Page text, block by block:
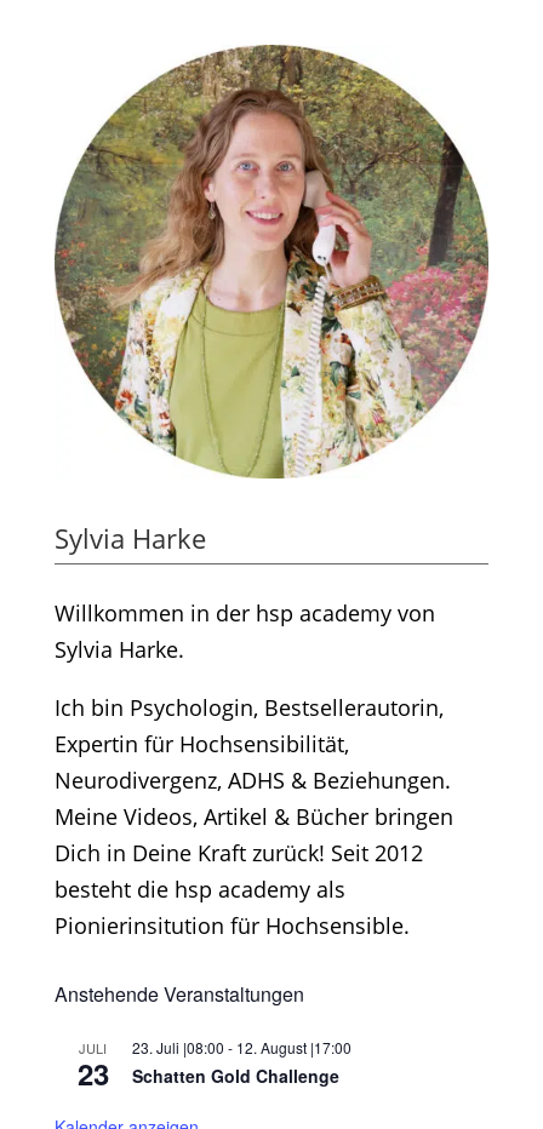
Sylvia Harke
Willkommen in der hsp academy von
Sylvia Harke.
Ich bin Psychologin, Bestsellerautorin,
Expertin für Hochsensibilität,
Neurodivergenz, ADHS & Beziehungen.
Meine Videos, Artikel & Bücher bringen
Dich in Deine Kraft zurück! Seit 2012
besteht die hsp academy als
Pionierinsitution für Hochsensible.
Anstehende Veranstaltungen
JULI
23
23. Juli |08:00 - 12. August |17:00
Schatten Gold Challenge